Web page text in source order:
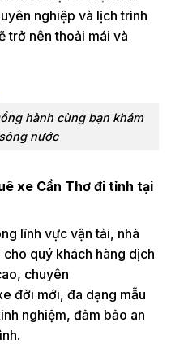
nghiệp và lịch trình
trở nên thoải mái và
hành cùng bạn khám
nước
xe Cần Thơ đi tỉnh tại
lĩnh vực vận tải, nhà
quý khách hàng dịch
chuyên
đời mới, đa dạng mẫu
nghiệm, đảm bảo an